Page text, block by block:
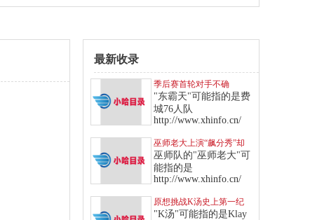
最新收录
季后赛首轮对手不确
定，“东霸天”七六人针对
多队制定战术
"东霸天"可能指的是费
城76人队
http://www.xhinfo.cn/
巫师老大上演“飙分秀”却
传伤情，“得分王”头衔恐
拱手让给库里
巫师队的"巫师老大"可
能指的是
http://www.xhinfo.cn/
原想挑战K汤史上第一纪
录，无奈“这点”让库里只
"K汤"可能指的是Klay